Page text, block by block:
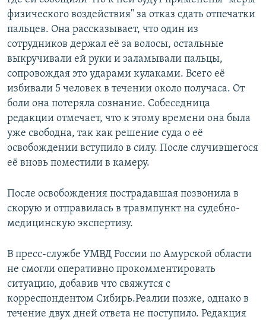
физического воздействия" за отказ сдать отпечатки
пальцев. Она рассказывает, что один из
сотрудников держал её за волосы, остальные
выкручивали ей руки и заламывали пальцы,
сопровождая это ударами кулаками. Всего её
избивали 5 человек в течении около получаса. От
боли она потеряла сознание. Собеседница
редакции отмечает, что к этому времени она была
уже свободна, так как решение суда о её
освобождении вступило в силу. После случившегося
её вновь поместили в камеру.
После освобождения пострадавшая позвонила в
скорую и отправилась в травмпункт на судебно-
медицинскую экспертизу.
В пресс-службе УМВД России по Амурской области
не смогли оперативно прокомментировать
ситуацию, добавив что свяжутся с
корреспондентом Сибирь.Реалии позже, однако в
течение двух дней ответа не поступило. Редакция